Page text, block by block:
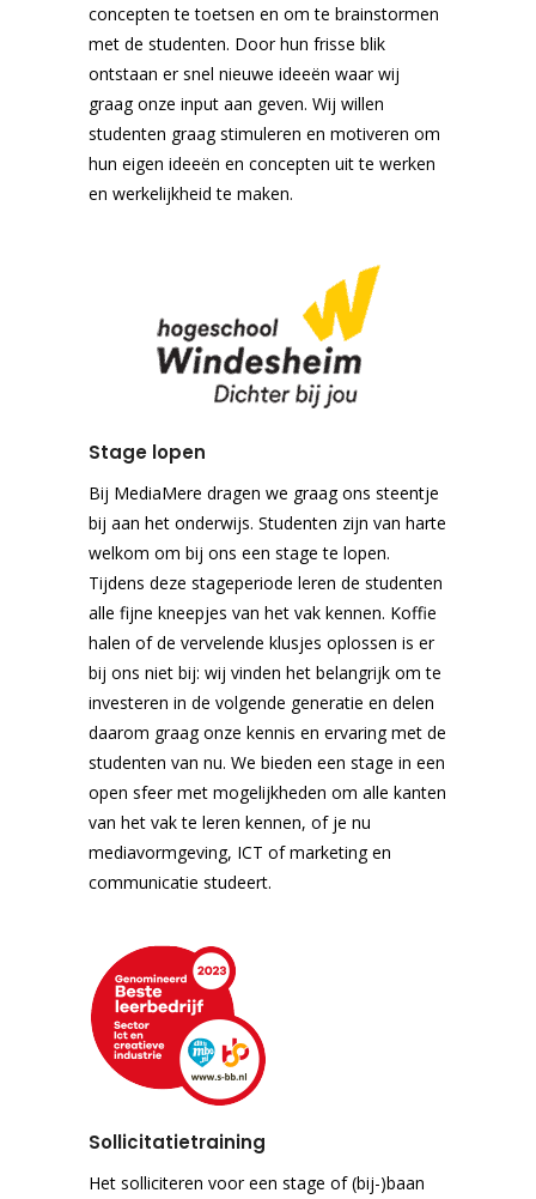
concepten te toetsen en om te brainstormen
met de studenten. Door hun frisse blik
ontstaan er snel nieuwe ideeën waar wij
graag onze input aan geven. Wij willen
studenten graag stimuleren en motiveren om
hun eigen ideeën en concepten uit te werken
en werkelijkheid te maken.
Stage lopen
Bij MediaMere dragen we graag ons steentje
bij aan het onderwijs. Studenten zijn van harte
welkom om bij ons een stage te lopen.
Tijdens deze stageperiode leren de studenten
alle fijne kneepjes van het vak kennen. Koffie
halen of de vervelende klusjes oplossen is er
bij ons niet bij: wij vinden het belangrijk om te
investeren in de volgende generatie en delen
daarom graag onze kennis en ervaring met de
studenten van nu. We bieden een stage in een
open sfeer met mogelijkheden om alle kanten
van het vak te leren kennen, of je nu
mediavormgeving, ICT of marketing en
communicatie studeert.
Sollicitatietraining
Het solliciteren voor een stage of (bij-)baan